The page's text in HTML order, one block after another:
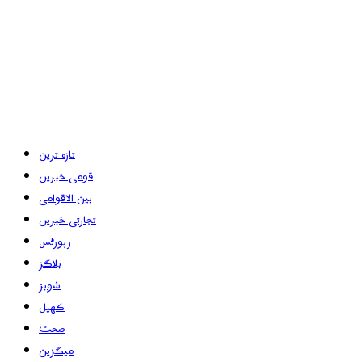
تازہ ترین
قومی خبریں
بین الاقوامی
تجارتی خبریں
رپورٹس
بلاگز
شوبز
کھیل
صحت
میگزین